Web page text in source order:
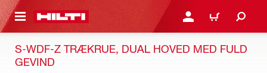
HOVEDINDHOLD LOG IND ELLER
INDKØBSKURV
S-WDF-Z TRÆKRUE, DUAL HOVED MED FULD
GEVIND